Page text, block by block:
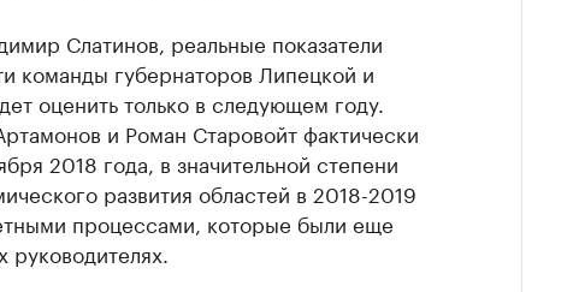
Слатинов, реальные показатели
команды губернаторов Липецкой и
оценить только в следующем году.
и Роман Старовойт фактически
2018 года, в значительной степени
развития областей в 2018-2019
процессами, которые были еще